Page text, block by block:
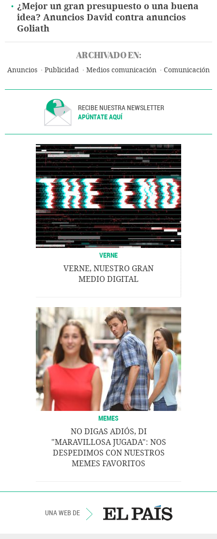
¿Mejor un gran presupuesto o una buena
idea? Anuncios David contra anuncios
Goliath
ARCHIVADO EN:
Anuncios Publicidad Medios comunicación Comunicación
RECIBE NUESTRA NEWSLETTER
APÚNTATE AQUÍ
VERNE
VERNE, NUESTRO GRAN
MEDIO DIGITAL
MEMES
NO DIGAS ADIÓS, DI
"MARAVILLOSA JUGADA": NOS
DESPEDIMOS CON NUESTROS
MEMES FAVORITOS
UNA WEB DE